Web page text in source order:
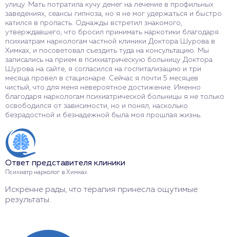
улицу. Мать потратила кучу денег на лечение в профильных
заведениях, сеансы гипноза, но я не мог удержаться и быстро
катился в пропасть. Однажды встретил знакомого,
утверждавшего, что бросил принимать наркотики благодаря
психиатрам наркологам частной клиники Доктора Шурова в
Химках, и посоветовал съездить туда на консультацию. Мы
записались на прием в психиатрическую больницу Доктора
Шурова на сайте, я согласился на госпитализацию и три
месяца провел в стационаре. Сейчас я почти 5 месяцев
чистый, что для меня невероятное достижение. Именно
благодаря наркологам психиатрической больницы я не только
освободился от зависимости, но и понял, насколько
безрадостной и безнадежной была моя прошлая жизнь.
Ответ представителя клиники
Психиатр нарколог в Химках
Искренне рады, что терапия принесла ощутимые
результаты.